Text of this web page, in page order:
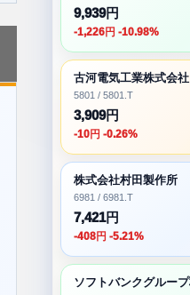
9,939円
-1,226円 -10.98%
古河電気工業株式会社
5801 / 5801.T
3,909円
-10円 -0.26%
株式会社村田製作所
6981 / 6981.T
7,421円
-408円 -5.21%